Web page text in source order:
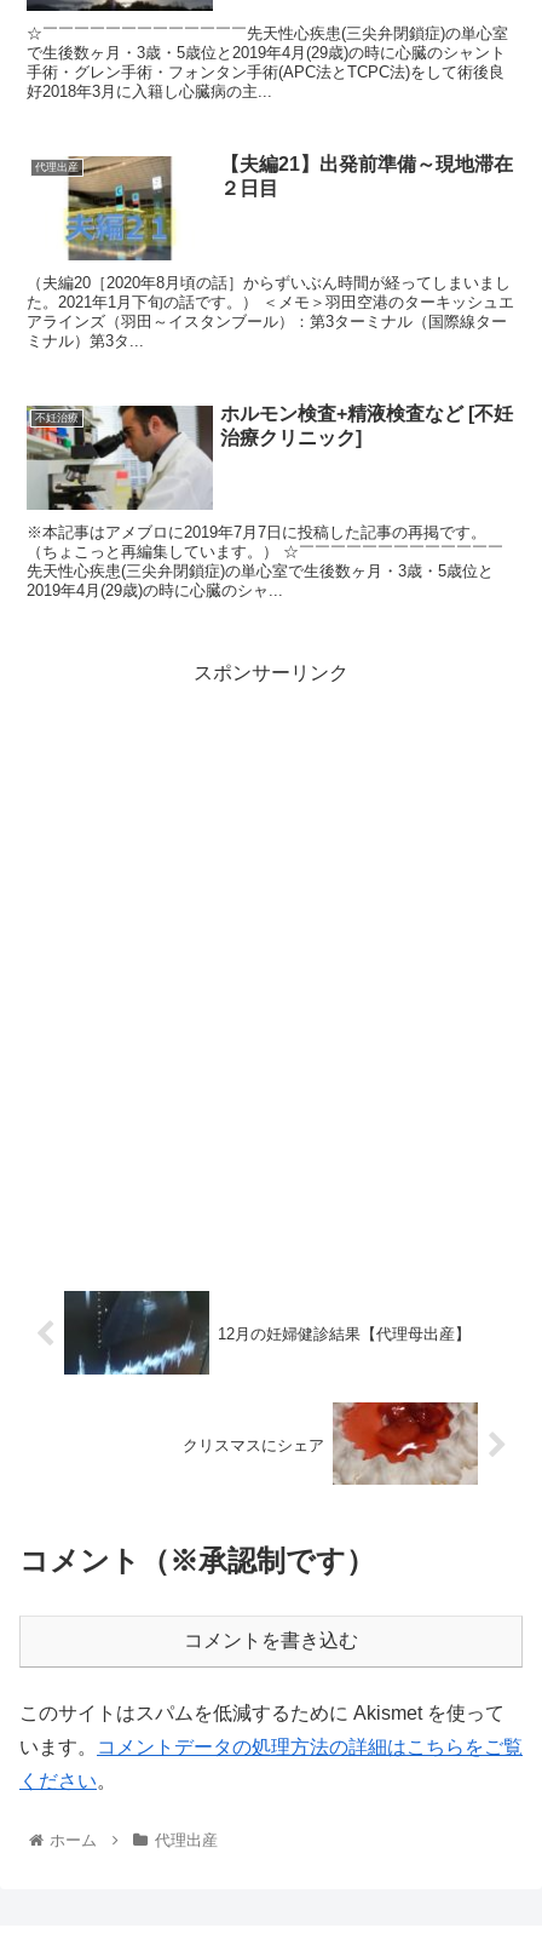
☆￣￣￣￣￣￣￣￣￣￣￣￣￣先天性心疾患(三尖弁閉鎖症)の単心室
で生後数ヶ月・3歳・5歳位と2019年4月(29歳)の時に心臓のシャント
手術・グレン手術・フォンタン手術(APC法とTCPC法)をして術後良
好2018年3月に入籍し心臓病の主...
代理出産
【夫編21】出発前準備～現地滞在
２日目
（夫編20［2020年8月頃の話］からずいぶん時間が経ってしまいまし
た。2021年1月下旬の話です。） ＜メモ＞羽田空港のターキッシュエ
アラインズ（羽田～イスタンブール）：第3ターミナル（国際線ター
ミナル）第3タ...
不妊治療
ホルモン検査+精液検査など [不妊
治療クリニック]
※本記事はアメブロに2019年7月7日に投稿した記事の再掲です。
（ちょこっと再編集しています。） ☆￣￣￣￣￣￣￣￣￣￣￣￣￣
先天性心疾患(三尖弁閉鎖症)の単心室で生後数ヶ月・3歳・5歳位と
2019年4月(29歳)の時に心臓のシャ...
スポンサーリンク
12月の妊婦健診結果【代理母出産】
クリスマスにシェア
コメント（※承認制です）
コメントを書き込む
このサイトはスパムを低減するために Akismet を使って
います。
コメントデータの処理方法の詳細はこちらをご覧
ください。
ホーム 代理出産